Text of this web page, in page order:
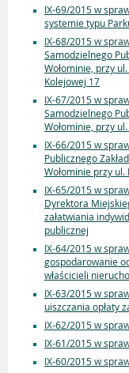
IX-69/2015 w
systemie typu
IX-68/2015 w
Samodzielnego
Wołominie, przy
Kolejowej 17
IX-67/2015 w
Samodzielnego
Wołominie, przy
IX-66/2015 w
Publicznego
Wołominie przy ul.
IX-65/2015 w
Dyrektora
załatwiania
publicznej
IX-64/2015 w
gospodarowanie
właścicieli
IX-63/2015 w
uiszczania opłaty
IX-62/2015 w
IX-61/2015 w
IX-60/2015 w